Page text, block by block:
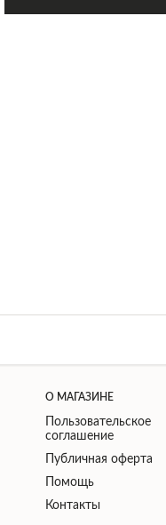
О МАГАЗИНЕ
Пользовательское
соглашение
Публичная оферта
Помощь
Контакты